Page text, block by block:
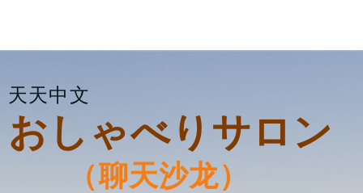
天天中文
おしゃべりサロン
（聊天沙龙）